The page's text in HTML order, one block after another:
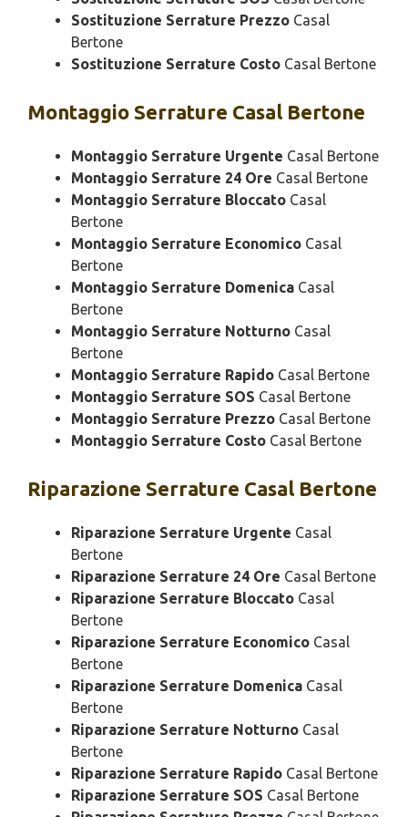
Sostituzione Serrature Prezzo Casal
Bertone
Sostituzione Serrature Costo Casal Bertone
Montaggio Serrature Casal Bertone
Montaggio Serrature Urgente Casal Bertone
Montaggio Serrature 24 Ore Casal Bertone
Montaggio Serrature Bloccato Casal
Bertone
Montaggio Serrature Economico Casal
Bertone
Montaggio Serrature Domenica Casal
Bertone
Montaggio Serrature Notturno Casal
Bertone
Montaggio Serrature Rapido Casal Bertone
Montaggio Serrature SOS Casal Bertone
Montaggio Serrature Prezzo Casal Bertone
Montaggio Serrature Costo Casal Bertone
Riparazione Serrature Casal Bertone
Riparazione Serrature Urgente Casal
Bertone
Riparazione Serrature 24 Ore Casal Bertone
Riparazione Serrature Bloccato Casal
Bertone
Riparazione Serrature Economico Casal
Bertone
Riparazione Serrature Domenica Casal
Bertone
Riparazione Serrature Notturno Casal
Bertone
Riparazione Serrature Rapido Casal Bertone
Riparazione Serrature SOS Casal Bertone